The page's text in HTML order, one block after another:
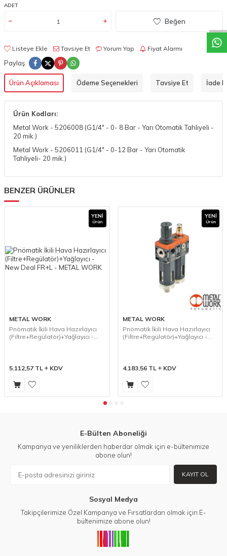
ADET
Beğen
Listeye Ekle Tavsiye Et Yorum Yap Fiyat Alarmı
Paylaş
Ürün Açıklaması Ödeme Seçenekleri Tavsiye Et İade
Ürün Kodları:
Metal Work - 5206008 (G1/4" - 0- 8 Bar - Yarı Otomatik Tahliyeli -
20 mik.)
Metal Work - 5206011 (G1/4" - 0-12 Bar - Yarı Otomatik
Tahliyeli- 20 mik.)
BENZER ÜRÜNLER
YENI
Ürün
METAL WORK
Pnömatik İkili Hava Hazırlayıcı
(Filtre+Regülatör)+Yağlayıcı -
5.112,57 TL KDV
YENI
Ürün
METAL WORK
Pnömatik İkili Hava Hazırlayıcı
(Filtre+Regülatör)+Yağlayıcı -
4.183,56TL KDV
E-Bülten Aboneliği
Kampanya ve yeniliklerden haberdar olmak için e-bültenimize
abone olun!
KAYIT OL
Sosyal Medya
Takipçilerimize Özel Kampanya ve Fırsatlardan olmak için E-
bültenimize abone olun!